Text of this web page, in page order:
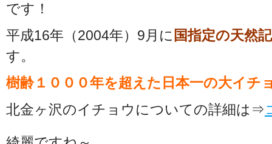
です！
平成16年（2004年）9月に 国指定の天然
す。
樹齢１０００年を超えた日本一の大イチ
北金ヶ沢のイチョウについての詳細は⇒